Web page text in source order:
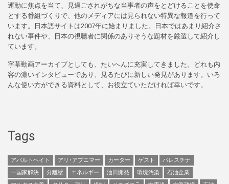
運動に焦点を当て、見過ごされがちな当事者の声をとどけることを使命
とする番組づくりで、他のメディアには見られない特異な報道を行って
います。日本語サイトは2007年に始まりました。日本ではあまり紹介さ
れない事件や、日本の視聴者に関係のありそうな題材を厳選して紹介し
ています。
字幕動画アーカイブとしても、たいへんに充実してきました。どれも内
容の濃いインタビューであり、見るたびに新しい発見があります。いろ
んな使い方ができる資料として、お役立ていただければ幸いです。
Tags
アパルトヘイト アリ･アブニマー カーター ゲスト
パレスチナ
一国家解決
分離壁 エネルギー 油田開発 環境汚染
石油企業